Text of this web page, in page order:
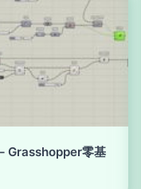
Grasshopper零基